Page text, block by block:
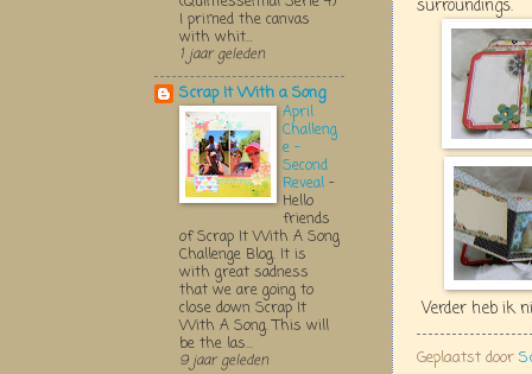
surroundings.
Verder heb ik
Geplaatst door
I primed the canvas
with whit...
1 jaar geleden
Scrap It With a Song
April
Challeng
e -
Second
Reveal -
Hello
friends
of Scrap It With A Song
Challenge Blog. It is
with great sadness
that we are going to
close down Scrap It
With A Song. This will
be the las...
9 jaar geleden